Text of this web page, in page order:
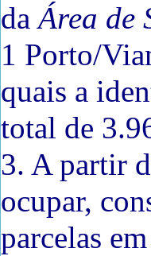
daÁrea de
1 Porto/
quais a
total de
3. A partir
ocupar,
parcelas